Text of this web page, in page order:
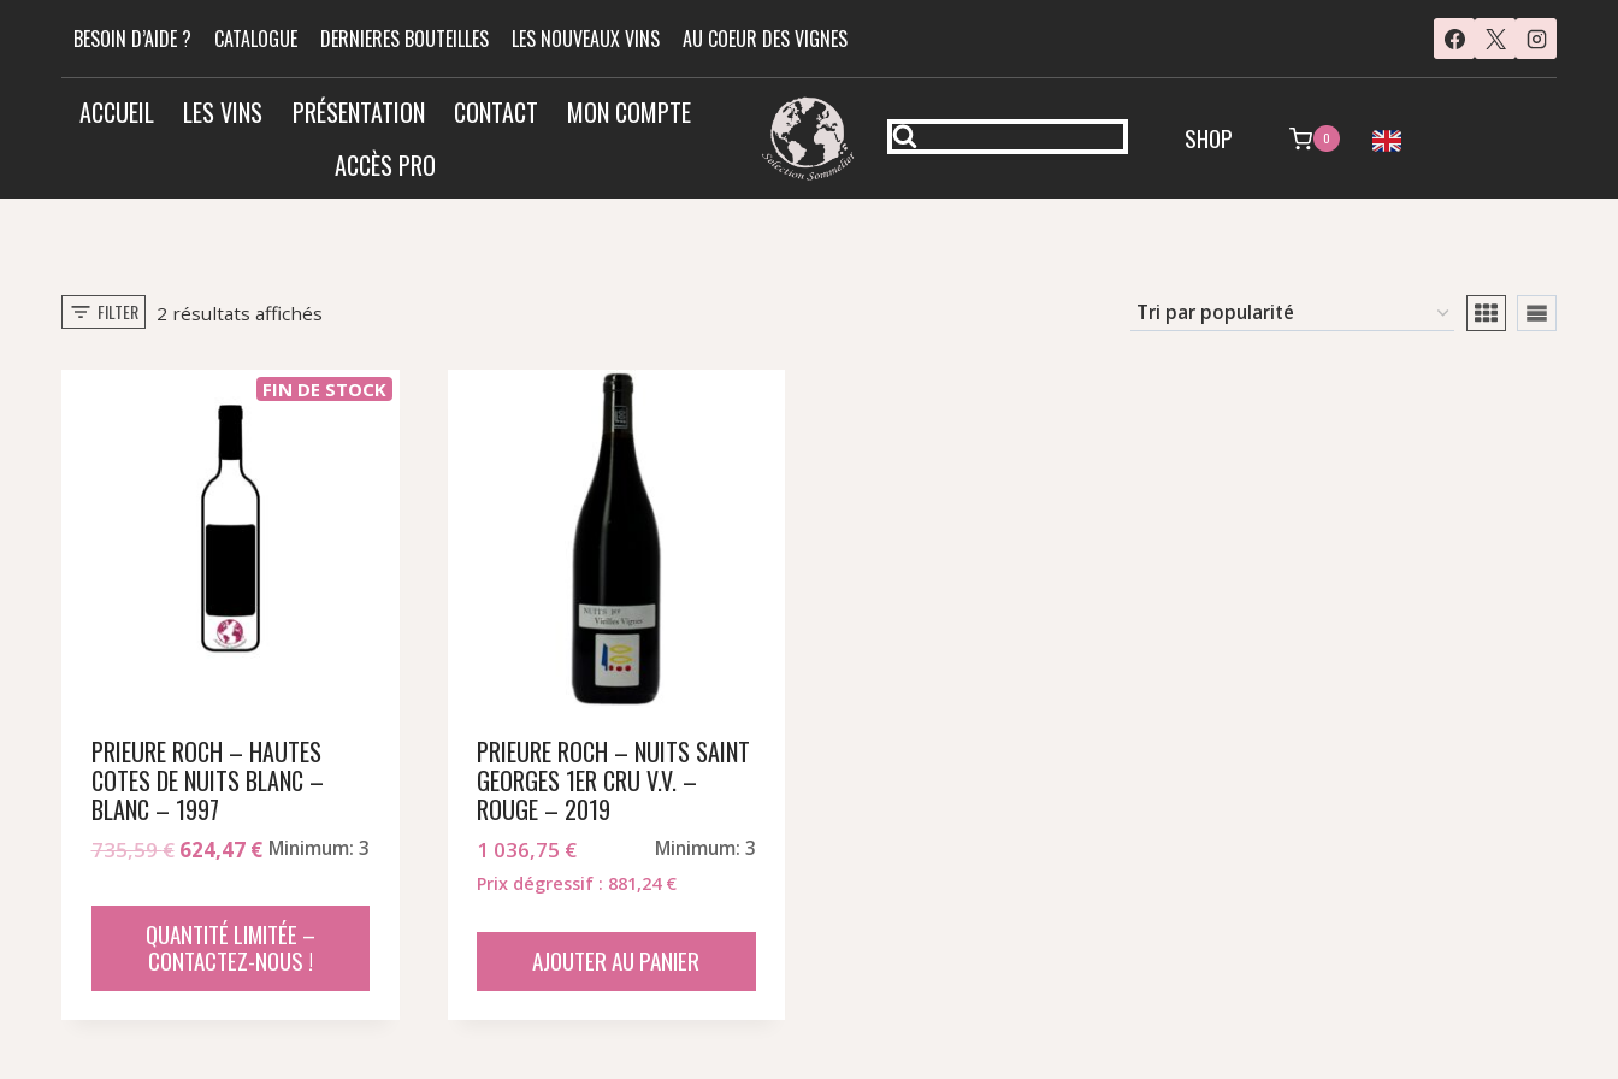
contenu
BESOIN D’AIDE ? CATALOGUE DERNIERES BOUTEILLES LES NOUVEAUX VINS AU COEUR DES VIGNES
ACCUEIL LES VINS PRÉSENTATION CONTACT
MON COMPTE
ACCÈS PRO
SHOP 0
FILTER 2 résultats affichésTrié
popularité
FIN DE STOCK
PRIEURE ROCH – HAUTES
COTES DE NUITS BLANC –
BLANC – 1997
735,59€ Le
initial
était :
735,59 €.
624,47 €Le
actuel
est :
624,47 €.
Minimum: 3
QUANTITÉ LIMITÉE –
CONTACTEZ-NOUS !
PRIEURE ROCH – NUITS SAINT
GEORGES 1ER CRU V.V. –
ROUGE – 2019
1 036,75 € Minimum: 3
Prix dégressif : 881,24 €
AJOUTER AU PANIER